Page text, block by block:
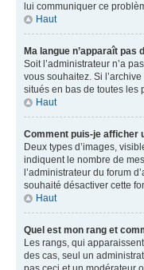
lui communiquer ce
Haut
Ma langue n’apparaît pas
Soit l’administrateur n’a
vous souhaitez. Si
situés en bas de toutes les
Haut
Comment puis-je afficher
Deux types d’images,
indiquent le nombre de
l’administrateur du forum
souhaité désactiver cette
Haut
Quel est mon rang et
Les rangs, qui
des cas, seul un